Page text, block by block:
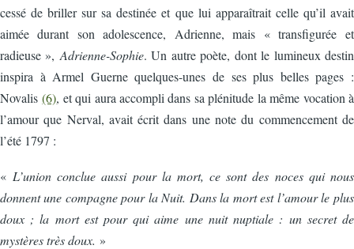
cessé de briller sur sa destinée et que lui apparaîtrait celle qu’il avait
aimée durant son adolescence, Adrienne, mais « transfigurée et
radieuse », Adrienne-Sophie. Un autre poète, dont le lumineux destin
inspira à Armel Guerne quelques-unes de ses plus belles pages :
Novalis(6), et qui aura accompli dans sa plénitude la même vocation à
l’amour que Nerval, avait écrit dans une note du commencement de
l’été 1797 :
« L’union conclue aussi pour la mort, ce sont des noces qui nous
donnent une compagne pour la Nuit. Dans la mort est l’amour le plus
doux ; la mort est pour qui aime une nuit nuptiale : un secret de
mystères très doux. »